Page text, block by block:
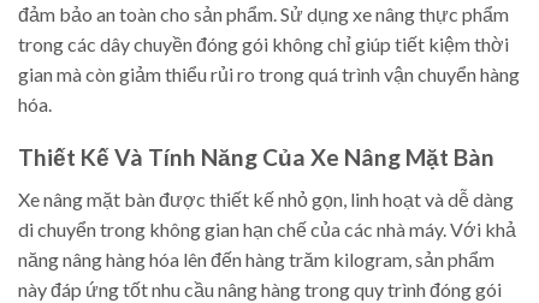
đảm bảo an toàn cho sản phẩm. Sử dụng xe nâng thực phẩm
trong các dây chuyền đóng gói không chỉ giúp tiết kiệm thời
gian mà còn giảm thiểu rủi ro trong quá trình vận chuyển hàng
hóa.
Thiết Kế Và Tính Năng Của Xe Nâng Mặt Bàn
Xe nâng mặt bàn được thiết kế nhỏ gọn, linh hoạt và dễ dàng
di chuyển trong không gian hạn chế của các nhà máy. Với khả
năng nâng hàng hóa lên đến hàng trăm kilogram, sản phẩm
này đáp ứng tốt nhu cầu nâng hàng trong quy trình đóng gói